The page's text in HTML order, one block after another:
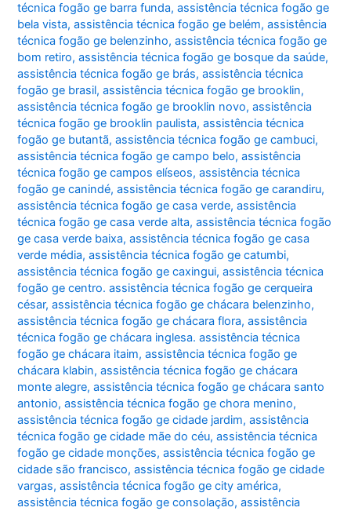
técnica fogão ge barra funda,assistência técnica fogão ge
bela vista,assistência técnica fogão ge belém,assistência
técnica fogão ge belenzinho,assistência técnica fogão ge
bom retiro,assistência técnica fogão ge bosque da saúde,
assistência técnica fogão ge brás,assistência técnica
fogão ge brasil,assistência técnica fogão ge brooklin,
assistência técnica fogão ge brooklin novo,assistência
técnica fogão ge brooklin paulista,assistência técnica
fogão ge butantã,assistência técnica fogão ge cambuci,
assistência técnica fogão ge campo belo,assistência
técnica fogão ge campos elíseos,assistência técnica
fogão ge canindé,assistência técnica fogão ge carandiru,
assistência técnica fogão ge casa verde,assistência
técnica fogão ge casa verde alta,assistência técnica fogão
ge casa verde baixa,assistência técnica fogão ge casa
verde média,assistência técnica fogão ge catumbi,
assistência técnica fogão ge caxingui,assistência técnica
fogão ge centro. assistência técnica fogão ge cerqueira
césar,assistência técnica fogão ge chácara belenzinho,
assistência técnica fogão ge chácara flora,assistência
técnica fogão ge chácara inglesa. assistência técnica
fogão ge chácara itaim,assistência técnica fogão ge
chácara klabin,assistência técnica fogão ge chácara
monte alegre,assistência técnica fogão ge chácara santo
antonio,assistência técnica fogão ge chora menino,
assistência técnica fogão ge cidade jardim,assistência
técnica fogão ge cidade mãe do céu,assistência técnica
fogão ge cidade monções,assistência técnica fogão ge
cidade são francisco,assistência técnica fogão ge cidade
vargas,assistência técnica fogão ge city américa,
assistência técnica fogão ge consolação,assistência